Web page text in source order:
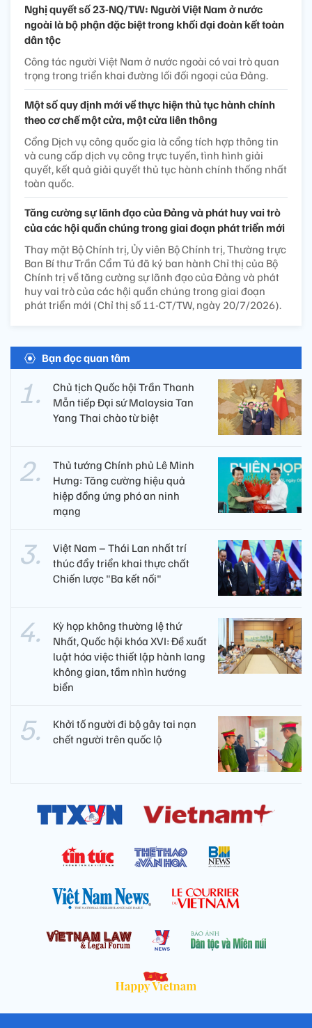
Nghị quyết số 23-NQ/TW: Người Việt Nam ở nước
ngoài là bộ phận đặc biệt trong khối đại đoàn kết toàn
dân tộc
Công tác người Việt Nam ở nước ngoài có vai trò quan
trọng trong triển khai đường lối đối ngoại của Đảng.
Một số quy định mới về thực hiện thủ tục hành chính
theo cơ chế một cửa, một cửa liên thông
Cổng Dịch vụ công quốc gia là cổng tích hợp thông tin
và cung cấp dịch vụ công trực tuyến, tình hình giải
quyết, kết quả giải quyết thủ tục hành chính thống nhất
toàn quốc.
Tăng cường sự lãnh đạo của Đảng và phát huy vai trò
của các hội quần chúng trong giai đoạn phát triển mới
Thay mặt Bộ Chính trị, Ủy viên Bộ Chính trị, Thường trực
Ban Bí thư Trần Cẩm Tú đã ký ban hành Chỉ thị của Bộ
Chính trị về tăng cường sự lãnh đạo của Đảng và phát
huy vai trò của các hội quần chúng trong giai đoạn
phát triển mới (Chỉ thị số 11-CT/TW, ngày 20/7/2026).
Bạn đọc quan tâm
Chủ tịch Quốc hội Trần Thanh
Mẫn tiếp Đại sứ Malaysia Tan
Yang Thai chào từ biệt
Thủ tướng Chính phủ Lê Minh
Hưng: Tăng cường hiệu quả
hiệp đồng ứng phó an ninh
mạng
Việt Nam – Thái Lan nhất trí
thúc đẩy triển khai thực chất
Chiến lược "Ba kết nối"
Kỳ họp không thường lệ thứ
Nhất, Quốc hội khóa XVI: Đề xuất
luật hóa việc thiết lập hành lang
không gian, tầm nhìn hướng
biển
Khởi tố người đi bộ gây tai nạn
chết người trên quốc lộ